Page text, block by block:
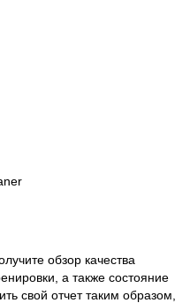
обзор качества
а также состояние
свой отчет таким образом,